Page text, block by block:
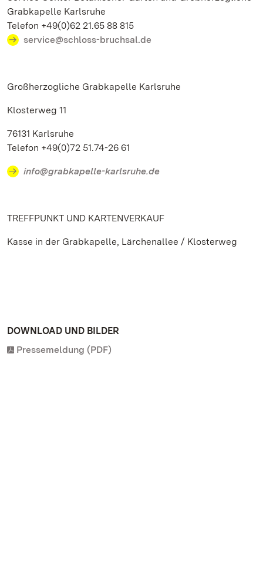
Grabkapelle Karlsruhe
Telefon +49(0)62 21.65 88 815
service@schloss-bruchsal.de
Großherzogliche Grabkapelle Karlsruhe
Klosterweg 11
76131 Karlsruhe
Telefon +49(0)72 51.74-26 61
info@grabkapelle-karlsruhe.de
TREFFPUNKT UND KARTENVERKAUF
Kasse in der Grabkapelle, Lärchenallee / Klosterweg
DOWNLOAD UND BILDER
Pressemeldung (PDF)